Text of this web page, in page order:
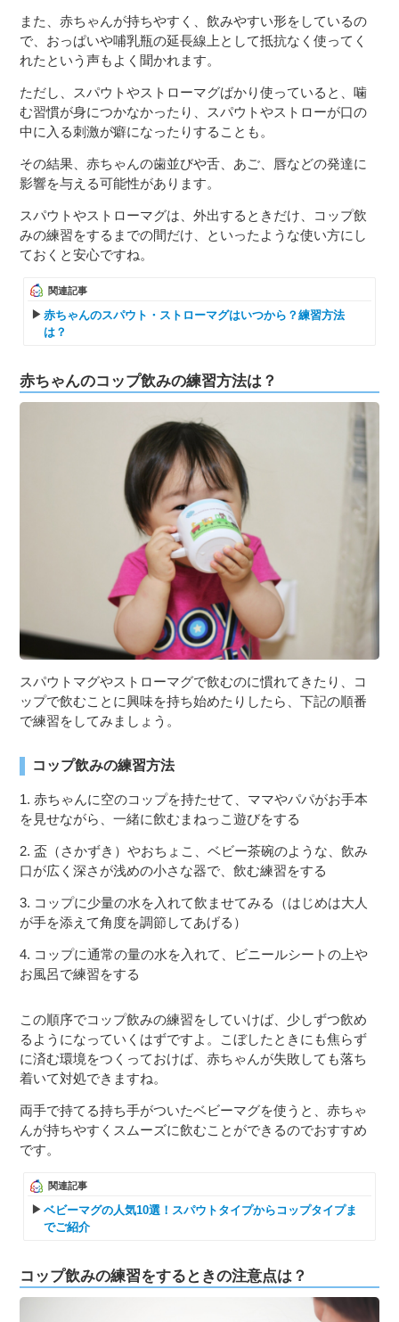
また、赤ちゃんが持ちやすく、飲みやすい形をしているの
で、おっぱいや哺乳瓶の延長線上として抵抗なく使ってく
れたという声もよく聞かれます。
ただし、スパウトやストローマグばかり使っていると、噛
む習慣が身につかなかったり、スパウトやストローが口の
中に入る刺激が癖になったりすることも。
その結果、赤ちゃんの歯並びや舌、あご、唇などの発達に
影響を与える可能性があります。
スパウトやストローマグは、外出するときだけ、コップ飲
みの練習をするまでの間だけ、といったような使い方にし
ておくと安心ですね。
関連記事
赤ちゃんのスパウト・ストローマグはいつから？練習方法
は？
赤ちゃんのコップ飲みの練習方法は？
スパウトマグやストローマグで飲むのに慣れてきたり、コ
ップで飲むことに興味を持ち始めたりしたら、下記の順番
で練習をしてみましょう。
コップ飲みの練習方法
1. 赤ちゃんに空のコップを持たせて、ママやパパがお手本
を見せながら、一緒に飲むまねっこ遊びをする
2. 盃（さかずき）やおちょこ、ベビー茶碗のような、飲み
口が広く深さが浅めの小さな器で、飲む練習をする
3. コップに少量の水を入れて飲ませてみる（はじめは大人
が手を添えて角度を調節してあげる）
4. コップに通常の量の水を入れて、ビニールシートの上や
お風呂で練習をする
この順序でコップ飲みの練習をしていけば、少しずつ飲め
るようになっていくはずですよ。こぼしたときにも焦らず
に済む環境をつくっておけば、赤ちゃんが失敗しても落ち
着いて対処できますね。
両手で持てる持ち手がついたベビーマグを使うと、赤ちゃ
んが持ちやすくスムーズに飲むことができるのでおすすめ
です。
関連記事
ベビーマグの人気10選！スパウトタイプからコップタイプま
でご紹介
コップ飲みの練習をするときの注意点は？